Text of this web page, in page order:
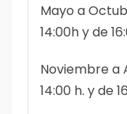
Mayo a
14:00h y de
Noviembre a
14:00 h. y de